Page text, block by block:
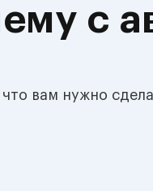
с
вам нужно